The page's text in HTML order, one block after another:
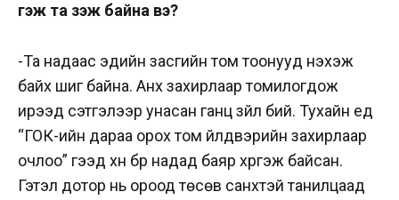
гэж та үзэж байна вэ?
-Та надаас эдийн засгийн том тоонууд нэхэж
байх шиг байна. Анх захирлаар томилогдож
ирээд сэтгэлээр унасан ганц зүйл бий. Тухайн үед
“ГОК-ийн дараа орох том үйлдвэрийн захирлаар
очлоо” гээд хүн бүр надад баяр хүргэж байсан.
Гэтэл дотор нь ороод төсөв санхүүтэй танилцаад